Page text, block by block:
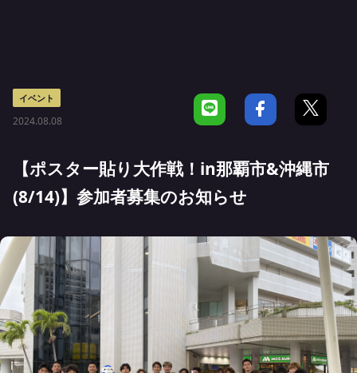
イベント
2024.08.08
【ポスター貼り大作戦！in那覇市&沖縄市
(8/14)】参加者募集のお知らせ